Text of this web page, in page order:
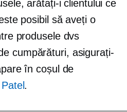
arătați-i clientului ce
posibil să aveți o
produsele dvs
cumpărături, asigurați-
în coșul de
.